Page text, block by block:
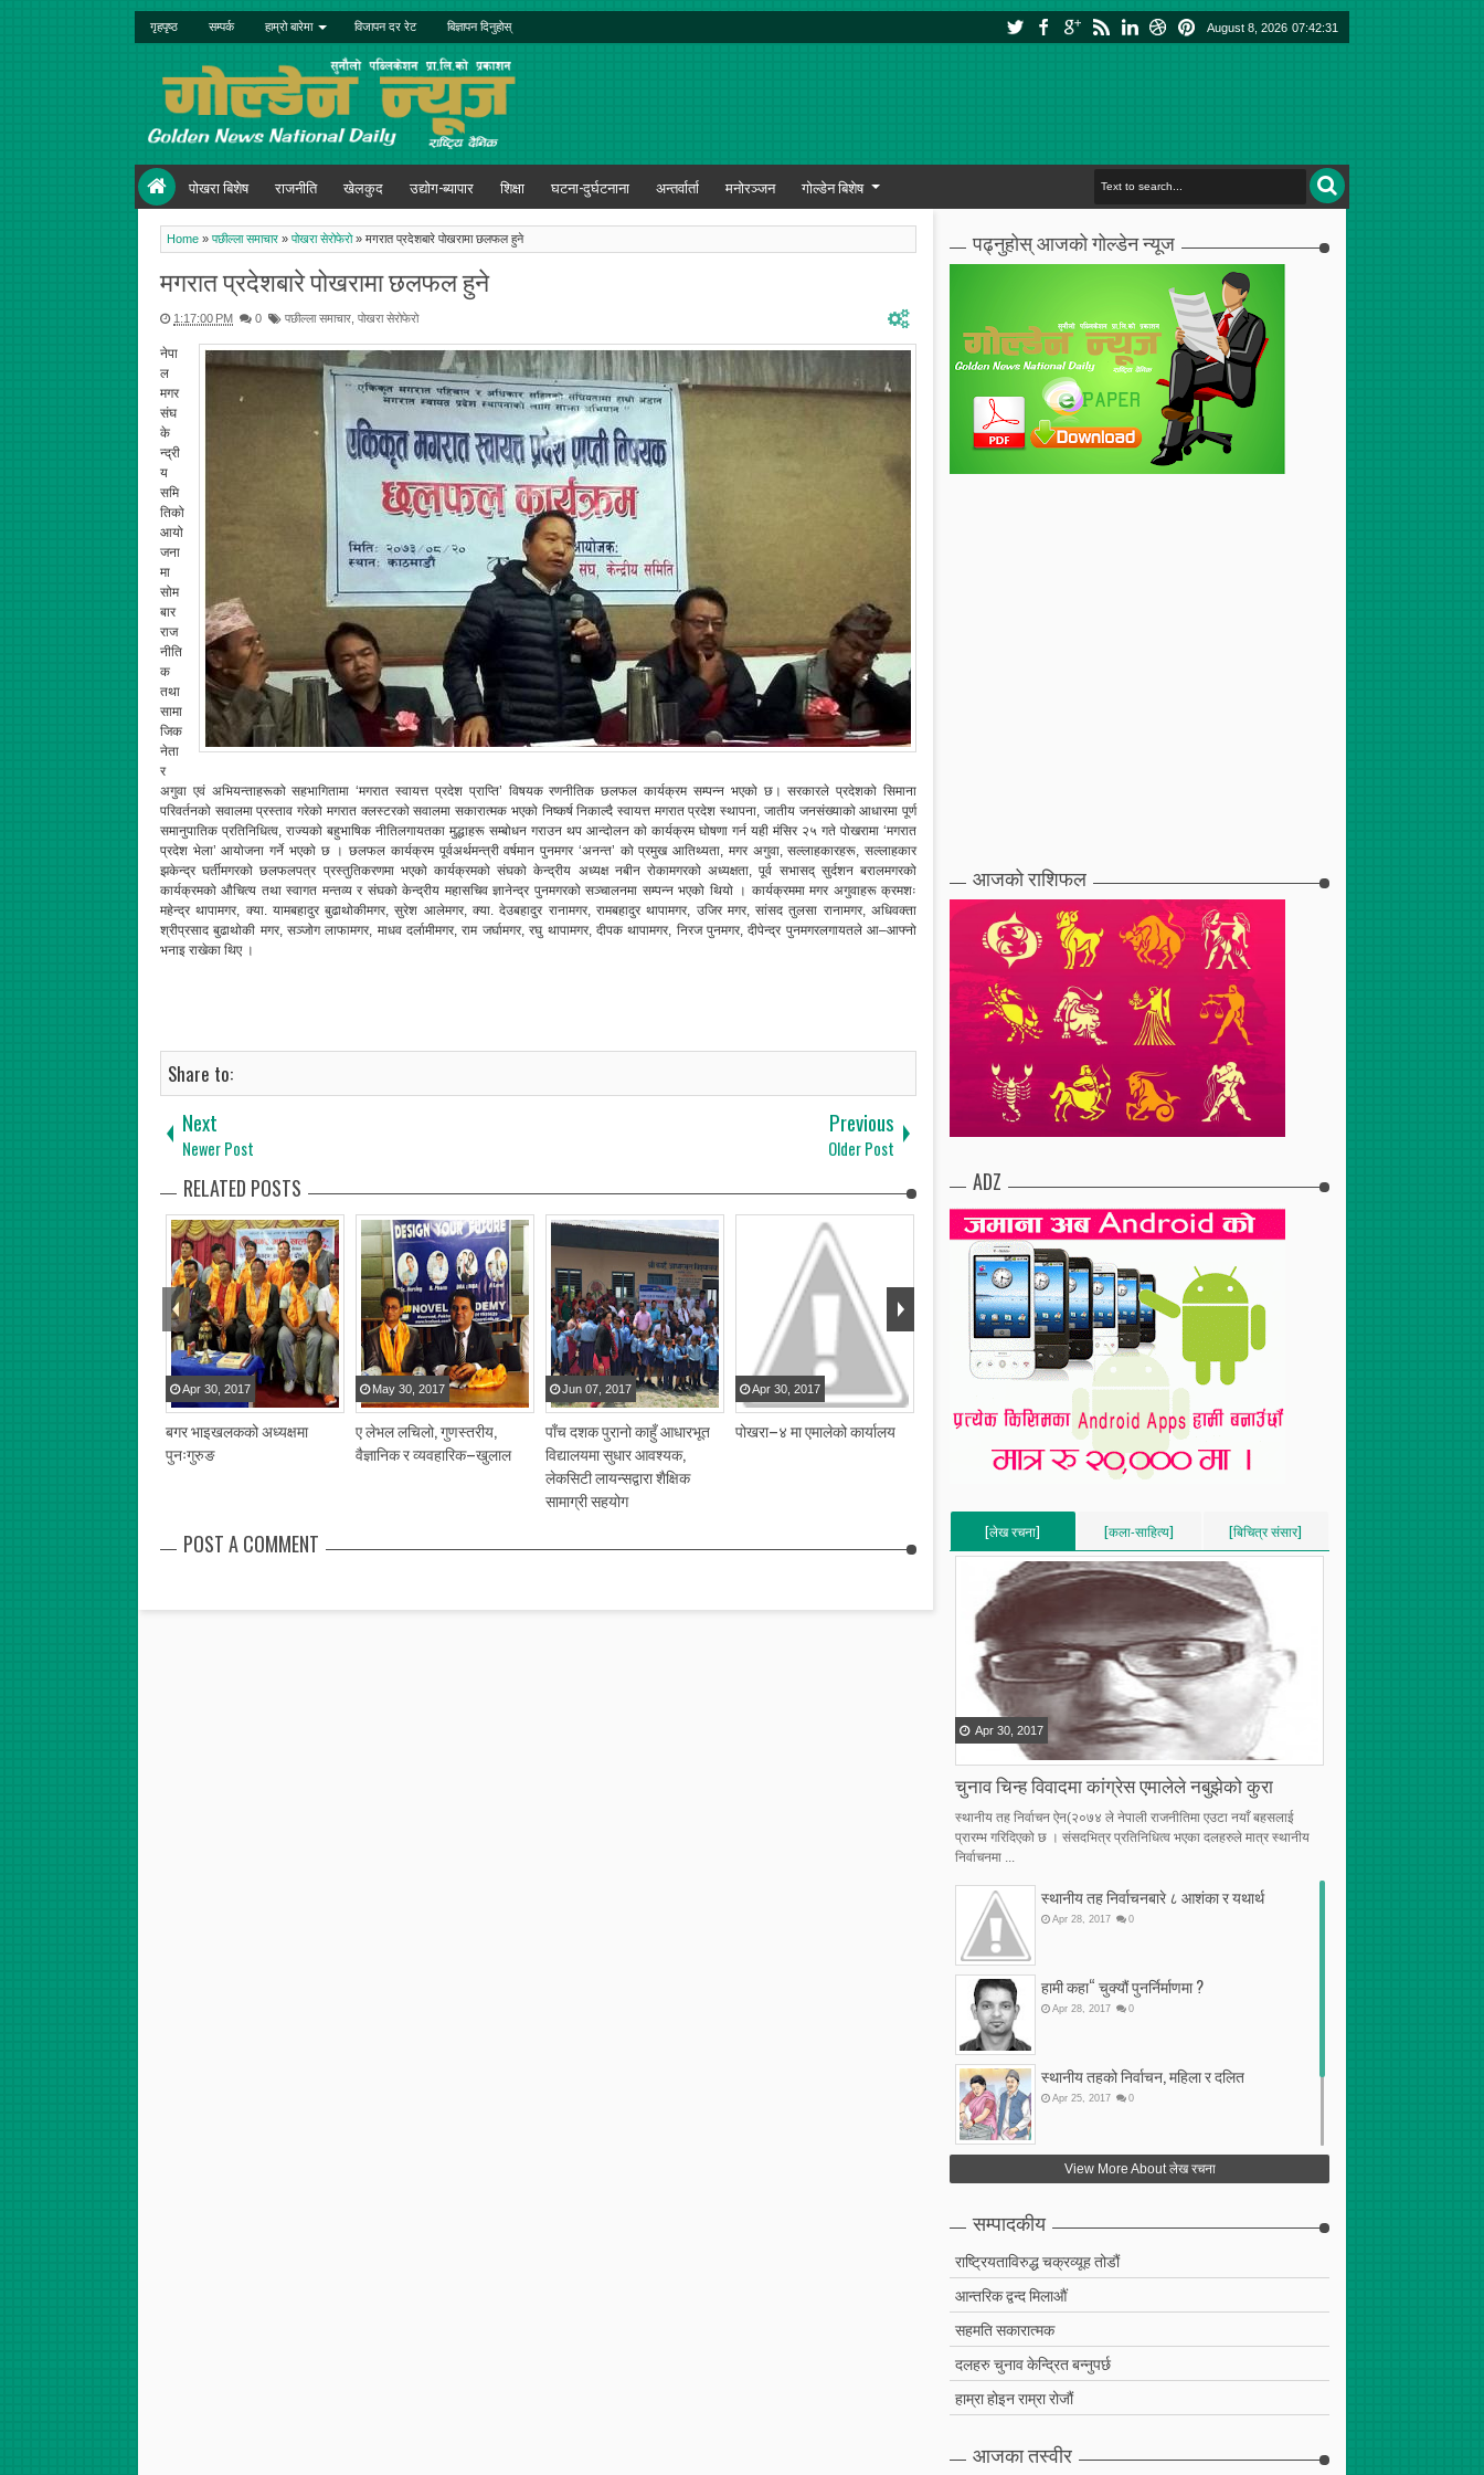
गृहपृष्ठ सम्पर्क हाम्रो बारेमा विजापन दर रेट बिज्ञापन दिनुहोस् August 8, 2026 07:42:32
पोखरा बिशेष राजनीति खेलकुद उद्योग-ब्यापार शिक्षा घटना-दुर्घटनाना अन्तर्वार्ता मनोरञ्जन गोल्डेन बिशेष
Home » पछील्ला समाचार » पोखरा सेरोफेरो » मगरात प्रदेशबारे पोखरामा छलफल हुने
मगरात प्रदेशबारे पोखरामा छलफल हुने
1:17:00 PM 0 पछील्ला समाचार पोखरा सेरोफेरो
नेपा
ल
मगर
संघ
के
न्द्री
य
समि
तिको
आयो
जना
मा
सोम
बार
राज
नीति
क
तथा
सामा
जिक
नेता
र
अगुवा एवं अभियन्ताहरूको सहभागितामा ‘मगरात स्वायत्त प्रदेश प्राप्ति’ विषयक रणनीतिक छलफल कार्यक्रम सम्पन्न भएको छ। सरकारले प्रदेशको सिमाना
परिवर्तनको सवालमा प्रस्ताव गरेको मगरात क्लस्टरको सवालमा सकारात्मक भएको निष्कर्ष निकाल्दै स्वायत्त मगरात प्रदेश स्थापना, जातीय जनसंख्याको आधारमा पूर्ण
समानुपातिक प्रतिनिधित्व, राज्यको बहुभाषिक नीतिलगायतका मुद्धाहरू सम्बोधन गराउन थप आन्दोलन को कार्यक्रम घोषणा गर्न यही मंसिर २५ गते पोखरामा ‘मगरात
प्रदेश भेला’ आयोजना गर्ने भएको छ । छलफल कार्यक्रम पूर्वअर्थमन्त्री वर्षमान पुनमगर ‘अनन्त’ को प्रमुख आतिथ्यता, मगर अगुवा, सल्लाहकारहरू, सल्लाहकार
झकेन्द्र घर्तीमगरको छलफलपत्र प्रस्तुतिकरणमा भएको कार्यक्रमको संघको केन्द्रीय अध्यक्ष नबीन रोकामगरको अध्यक्षता, पूर्व सभासद् सुर्दशन बरालमगरको
कार्यक्रमको औचित्य तथा स्वागत मन्तव्य र संघको केन्द्रीय महासचिव ज्ञानेन्द्र पुनमगरको सञ्चालनमा सम्पन्न भएको थियो । कार्यक्रममा मगर अगुवाहरू क्रमशः
महेन्द्र थापामगर, क्या. यामबहादुर बुढाथोकीमगर, सुरेश आलेमगर, क्या. देउबहादुर रानामगर, रामबहादुर थापामगर, उजिर मगर, सांसद तुलसा रानामगर, अधिवक्ता
श्रीप्रसाद बुढाथोकी मगर, सञ्जोग लाफामगर, माधव दर्लामीमगर, राम जर्घामगर, रघु थापामगर, दीपक थापामगर, निरज पुनमगर, दीपेन्द्र पुनमगरलगायतले आ–आफ्नो
भनाइ राखेका थिए ।
Share to:
Next
Newer Post
Previous
Older Post
RELATED POSTS
बगर भाइखलकको अध्यक्षमा
पुनःगुरुङ
Apr 30 2017
ए लेभल लचिलो, गुणस्तरीय,
वैज्ञानिक र व्यवहारिक–खुलाल
May 30 2017
पाँच दशक पुरानो काहुँ आधारभूत
विद्यालयमा सुधार आवश्यक,
लेकसिटी लायन्सद्वारा शैक्षिक
सामाग्री सहयोग
Jun 07 2017
पोखरा–४ मा एमालेको कार्यालय
Apr 30 2017
केएफसी रेष्टुरेन्टको शाखा पोखरामा दुईसय जनाको निःशुल्क रगत
परीक्षण
Apr 30, 2017
POST A COMMENT
पढ्नुहोस् आजको गोल्डेन न्यूज
आजको राशिफल
ADZ
[लेख रचना]
[VERTICAL]
[RECENT][5]
[कला-साहित्य]
[VERTICAL]
[बिचित्र संसार]
[VERTICAL]
[RECENT][5]
चुनाव चिन्ह विवादमा कांग्रेस एमालेले नबुझेको कुरा
Apr 30 2017
स्थानीय तह निर्वाचन ऐन(२०७४ ले नेपाली राजनीतिमा एउटा नयाँ बहसलाई
प्रारम्भ गरिदिएको छ । संसदभित्र प्रतिनिधित्व भएका दलहरुले मात्र स्थानीय
निर्वाचनमा ...
स्थानीय तह निर्वाचनबारे ८ आशंका र यथार्थ
Apr 28 2017 0
हामी कहा“ चुक्यौं पुनर्निर्माणमा ?
Apr 28 2017 0
स्थानीय तहको निर्वाचन, महिला र दलित
Apr 25 2017 0
फेरि अर्को गलत सहमति
View More About लेख रचना
सम्पादकीय
राष्ट्रियताविरुद्ध चक्रव्यूह तोडौं
आन्तरिक द्वन्द मिलाऔं
सहमति सकारात्मक
दलहरु चुनाव केन्द्रित बन्नुपर्छ
हाम्रा होइन राम्रा रोजौं
आजका तस्वीर